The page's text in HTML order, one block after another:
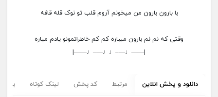
با بارون بارون من میخونم آروم قلب تو نوک قله قافه
وقتی که نم نم بارون میباره کم کم خاطراتمونو یادم میاره
|——♩—–♩♩—–♩——|
دانلود و پخش انلاین مرتبط کد پخش لینک کوتاه